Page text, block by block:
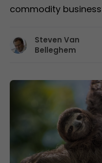
commodity
Steven Van
Belleghem